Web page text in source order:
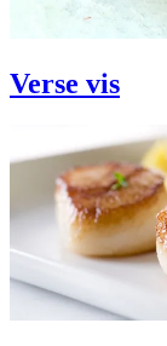
Verse vis